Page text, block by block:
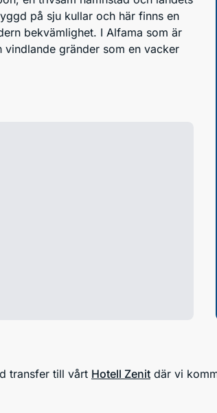
på sju kullar och här finns en
bekvämlighet. I Alfama som är
gränder som en vacker
transfer till vårt Hotell Zenit där vi